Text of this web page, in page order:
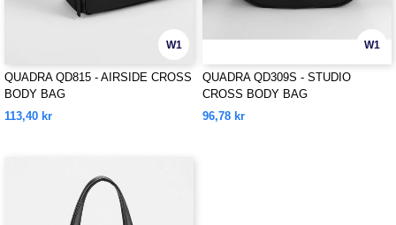
W1
QUADRA QD815 - AIRSIDE CROSS
BODY BAG
113,40 kr
W1
QUADRA QD309S - STUDIO
CROSS BODY BAG
96,78 kr